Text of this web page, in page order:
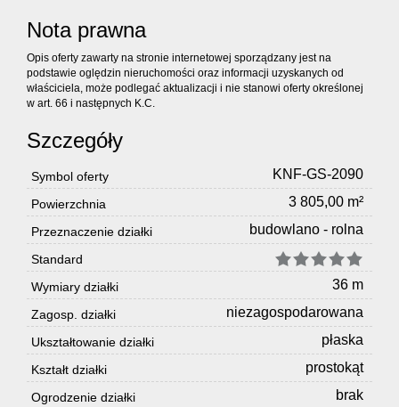
Nota prawna
Opis oferty zawarty na stronie internetowej sporządzany jest na
podstawie oględzin nieruchomości oraz informacji uzyskanych od
właściciela, może podlegać aktualizacji i nie stanowi oferty określonej
w art. 66 i następnych K.C.
Szczegóły
Symbol oferty KNF-GS-2090
Powierzchnia 3 805,00 m²
Przeznaczenie działki budowlano - rolna
Standard
Wymiary działki
36 m
Zagosp. działki niezagospodarowana
Ukształtowanie działki płaska
Kształt działki prostokąt
Ogrodzenie działki brak